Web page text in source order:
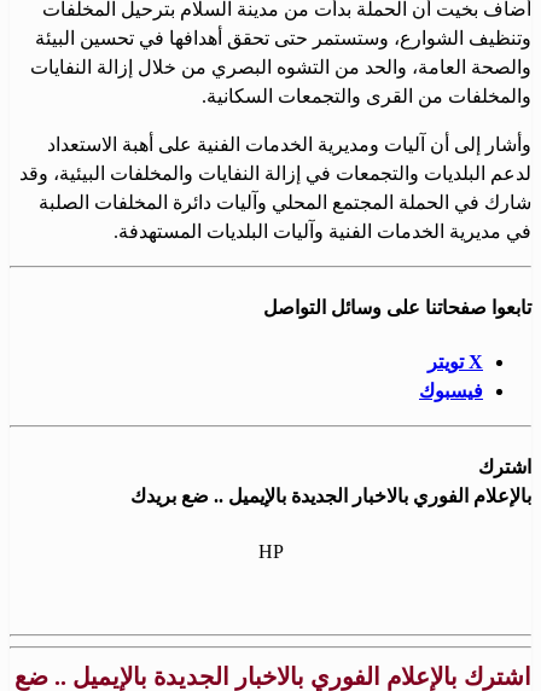
أضاف بخيت أن الحملة بدأت من مدينة السلام بترحيل المخلفات
وتنظيف الشوارع، وستستمر حتى تحقق أهدافها في تحسين البيئة
والصحة العامة، والحد من التشوه البصري من خلال إزالة النفايات
والمخلفات من القرى والتجمعات السكانية.
وأشار إلى أن آليات ومديرية الخدمات الفنية على أهبة الاستعداد
لدعم البلديات والتجمعات في إزالة النفايات والمخلفات البيئية، وقد
شارك في الحملة المجتمع المحلي وآليات دائرة المخلفات الصلبة
في مديرية الخدمات الفنية وآليات البلديات المستهدفة.
تابعوا صفحاتنا على وسائل التواصل
X تويتر
فيسبوك
اشترك
بالإعلام الفوري بالاخبار الجديدة بالإيميل .. ضع بريدك
HP
اشترك بالإعلام الفوري بالاخبار الجديدة بالإيميل .. ضع